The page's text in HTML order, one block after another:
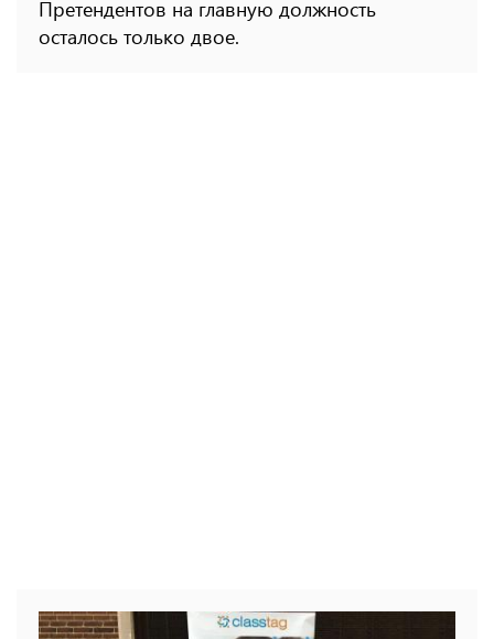
Претендентов на главную должность
осталось только двое.